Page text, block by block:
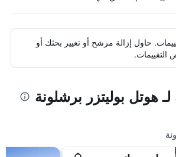
حاول إزالة مرشح أو تغيير بحثك أو
هوتل بوليتزر برشلونة